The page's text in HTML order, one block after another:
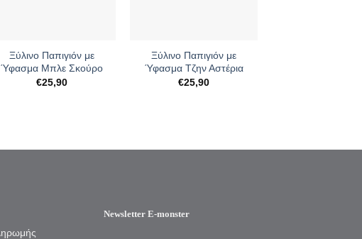
Ξύλινο Παπιγιόν με
Ύφασμα Μπλε Σκούρο
€25,90
Ξύλινο Παπιγιόν με
Ύφασμα Τζην Αστέρια
€25,90
Newsletter E-monster